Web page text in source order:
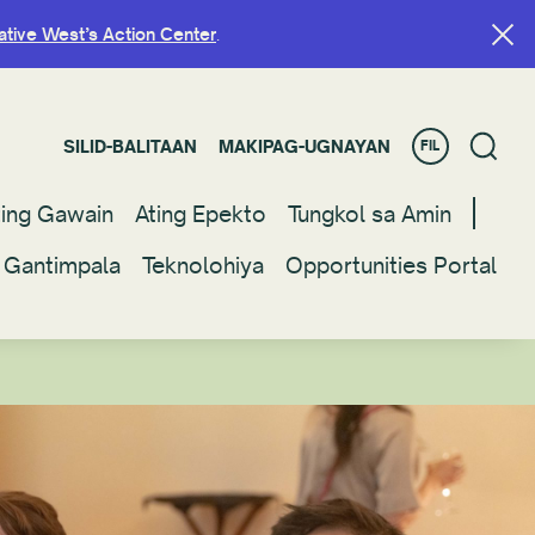
West’s Action Center.
SILID-BALITAAN MAKIPAG-UGNAYAN FIL
Gawain Ating Epekto
Tungkol sa Amin
Teknolohiya Opportunities Portal
West’s Action Center.
SILID-BALITAAN MAKIPAG-UGNAYAN FIL
Gawain Ating Epekto
Tungkol sa Amin
Teknolohiya Opportunities Portal